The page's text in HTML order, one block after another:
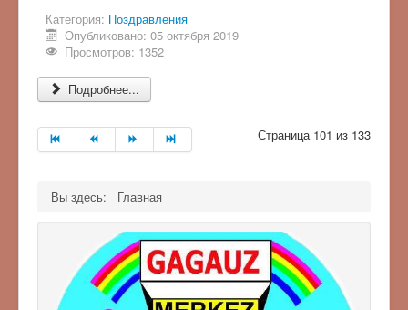
Категория: Поздравления
Опубликовано: 05 октября 2019
Просмотров: 1352
Подробнее...
Страница 101 из 133
Вы здесь: Главная